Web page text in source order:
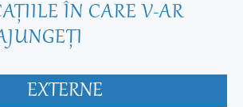
ÎN CARE V-AR
EXTERNE